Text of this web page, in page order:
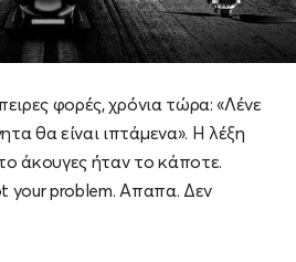
φορές, χρόνια τώρα: «Λένε
θα είναι ιπτάμενα». Η λέξη
άκουγες ήταν το κάποτε.
your problem. Απαπα. Δεν